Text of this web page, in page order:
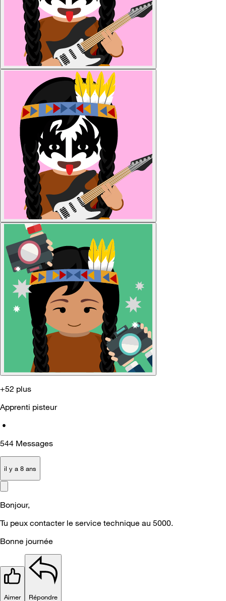
+52 plus
Apprenti pisteur
•
544 Messages
il y a 8 ans
Bonjour,
Tu peux contacter le service technique au 5000.
Bonne journée
Aimer Répondre